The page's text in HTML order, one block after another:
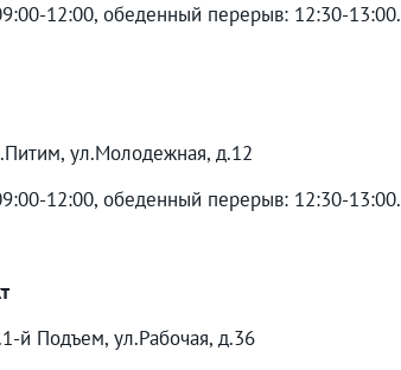
12:00, обеденный перерыв: 12:30-13:00.
ул.Молодежная, д.12
12:00, обеденный перерыв: 12:30-13:00.
й Подъем, ул.Рабочая, д.36